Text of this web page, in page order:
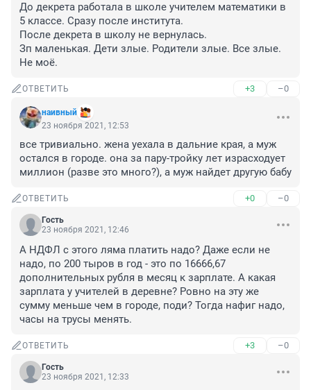
До декрета работала в школе учителем математики в
5 классе. Сразу после института.
После декрета в школу не вернулась.
Зп маленькая. Дети злые. Родители злые. Все злые.
Не моё.
ОТВЕТИТЬ +3 –0
наивный
23 ноября 2021, 12:53
все тривиально. жена уехала в дальние края, а муж
остался в городе. она за пару-тройку лет израсходует
миллион (разве это много?), а муж найдет другую бабу
ОТВЕТИТЬ +0 –0
Гость
23 ноября 2021, 12:46
А НДФЛ с этого ляма платить надо? Даже если не
надо, по 200 тыров в год - это по 16666,67
дополнительных рубля в месяц к зарплате. А какая
зарплата у учителей в деревне? Ровно на эту же
сумму меньше чем в городе, поди? Тогда нафиг надо,
часы на трусы менять.
ОТВЕТИТЬ +3 –0
Гость
23 ноября 2021, 12:33